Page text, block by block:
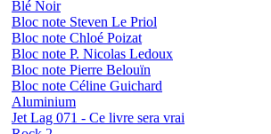
Blé Noir
Bloc note Steven Le Priol
Bloc note Chloé Poizat
Bloc note P. Nicolas Ledoux
Bloc note Pierre Belouïn
Bloc note Céline Guichard
Aluminium
Jet Lag 071 - Ce livre sera vrai